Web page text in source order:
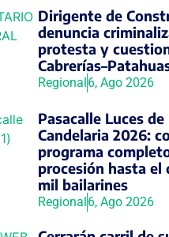
Dirigente de
denuncia
protesta y
Regional6, Ago 2026
Pasacalle Luces de
Candelaria 2026:
programa
procesión hasta el
mil bailarines
Regional6, Ago 2026